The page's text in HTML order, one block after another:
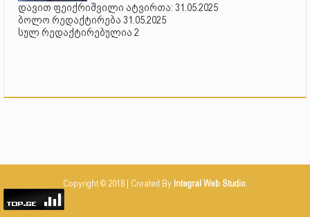
დავით ფეიქრიშვილი ატვირთა: 31.05.2025
ბოლო რედაქტირება 31.05.2025
სულ რედაქტირებულია 2
Copyright © 2018 | Created By Integral Web Studio.